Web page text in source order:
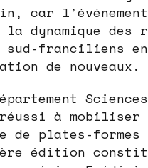
car l’événement
dynamique des
sud-franciliens
de nouveaux.
à mobiliser
de plates-formes
édition